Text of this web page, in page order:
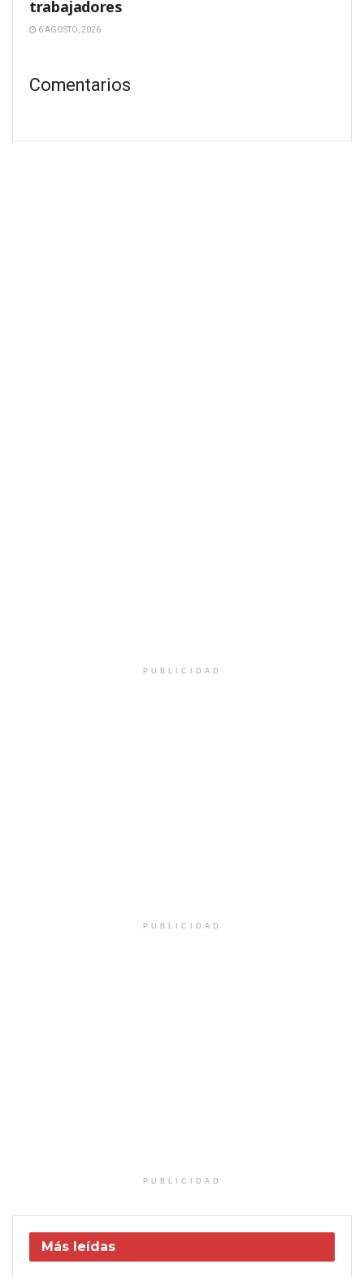
trabajadores
6 AGOSTO, 2026
Comentarios
PUBLICIDAD
PUBLICIDAD
PUBLICIDAD
Más leídas